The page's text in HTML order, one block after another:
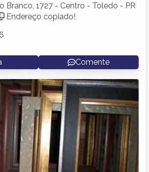
Branco, 1727 - Centro - Toledo - PR
Endereço copiado!
Comente